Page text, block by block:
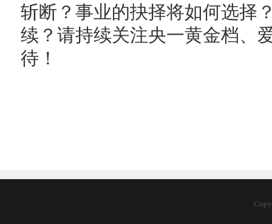
斩断？事业的抉择将如何选择
续？请持续关注央一黄金档、
待！